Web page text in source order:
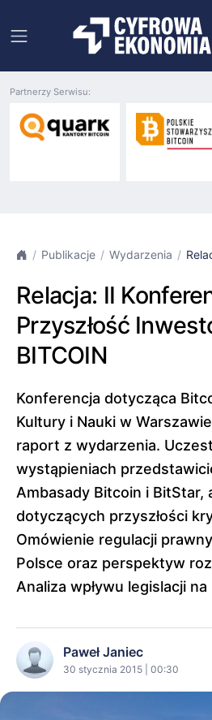
Partnerzy Serwisu:
Publikacje Wydarzenia
Relacja: II
Przyszłość
BITCOIN
Konferencja dotycząca
Kultury i Nauki w
raport z wydarzenia.
wystąpieniach
Ambasady Bitcoin i BitStar,
dotyczących przyszłości
Omówienie regulacji
Polsce oraz perspektyw
Analiza wpływu legislacji
Paweł Janiec
30 stycznia 2015 | 00:30